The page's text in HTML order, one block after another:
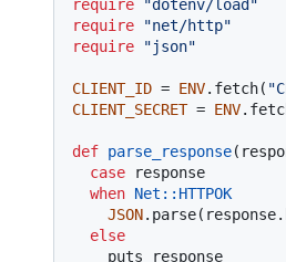
require
"dotenv/load"
require
"net/http"
require
"json"
CLIENT_ID = ENV.fetch(
CLIENT_SECRET = ENV
def parse_response(
case response
when Net : :HTTPOK
JSON
else